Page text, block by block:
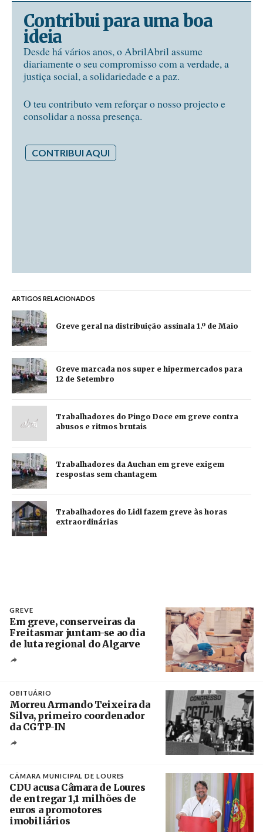
Contribui para uma boa
ideia
Desde há vários anos, o AbrilAbril assume
diariamente o seu compromisso com a verdade, a
justiça social, a solidariedade e a paz.
O teu contributo vem reforçar o nosso projecto e
consolidar a nossa presença.
CONTRIBUI AQUI
ARTIGOS RELACIONADOS
Greve geral na distribuição assinala 1.º de Maio
Greve marcada nos super e hipermercados para
12 de Setembro
Trabalhadores do Pingo Doce em greve contra
abusos e ritmos brutais
Trabalhadores da Auchan em greve exigem
respostas sem chantagem
Trabalhadores do Lidl fazem greve às horas
extraordinárias
GREVE
Em greve, conserveiras da
Freitasmar juntam-se ao dia
de luta regional do Algarve
OBITUÁRIO
Morreu Armando Teixeira da
Silva, primeiro coordenador
da CGTP-IN
CÂMARA MUNICIPAL DE LOURES
CDU acusa Câmara de Loures
de entregar 1,1 milhões de
euros a promotores
imobiliários